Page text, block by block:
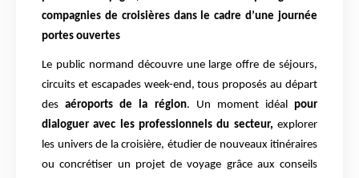
compagnies de croisières dans le cadre d’une journée
portes ouvertes
Le public normand découvre une large offre de séjours,
circuits et escapades week-end, tous proposés au départ
desaéroports de la région. Un moment idéal pour
dialoguer avec les professionnels du secteur, explorer
les univers de la croisière, étudier de nouveaux itinéraires
ou concrétiser un projet de voyage grâce aux conseils